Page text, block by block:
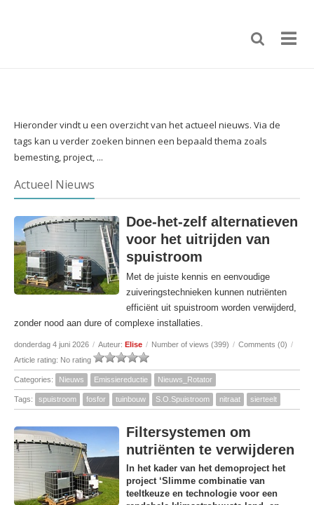
Hieronder vindt u een overzicht van het actueel nieuws. Via de
tags kan u verder zoeken binnen een bepaald thema zoals
bemesting, project, ...
Actueel Nieuws
Doe-het-zelf alternatieven
voor het uitrijden van
spuistroom
Met de juiste kennis en eenvoudige
zuiveringstechnieken kunnen nutriënten
efficiënt uit spuistroom worden verwijderd,
zonder nood aan dure of complexe installaties.
donderdag 4 juni 2026 / Auteur: Elise / Number of views (399) / Comments (0) /
Article rating: No rating
Categories: Nieuws Emissiereductie Nieuws_Rotator
Tags: spuistroom fosfor tuinbouw S.O.Spuistroom nitraat sierteelt
Filtersystemen om
nutriënten te verwijderen
In het kader van het demoproject het
project ‘Slimme combinatie van
teeltkeuze en technologie voor een